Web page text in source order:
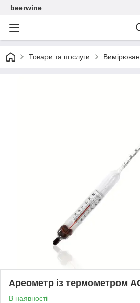
beerwine
Товари та послуги
Ареометр із термометром
В наявності